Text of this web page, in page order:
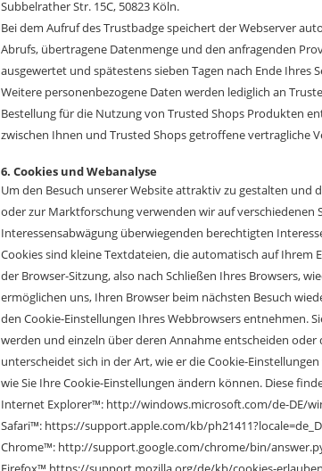
Subbelrather Str. 15C, 50823 Köln.
Bei dem Aufruf des Trustbadge speichert der Webserver
Abrufs, übertragene Datenmenge und den anfragenden
ausgewertet und spätestens sieben Tagen nach Ende Ihres
Weitere personenbezogene Daten werden lediglich an
Bestellung für die Nutzung von Trusted Shops Produkten
zwischen Ihnen und Trusted Shops getroffene vertragliche
6. Cookies und Webanalyse
Um den Besuch unserer Website attraktiv zu gestalten
oder zur Marktforschung verwenden wir auf verschiedenen
Interessensabwägung überwiegenden berechtigten
Cookies sind kleine Textdateien, die automatisch auf Ihrem
der Browser-Sitzung, also nach Schließen Ihres Browsers,
ermöglichen uns, Ihren Browser beim nächsten Besuch
den Cookie-Einstellungen Ihres Webbrowsers entnehmen.
werden und einzeln über deren Annahme entscheiden
unterscheidet sich in der Art, wie er die Cookie-
wie Sie Ihre Cookie-Einstellungen ändern können. Diese
Internet Explorer™: http://windows.microsoft.com/de-DE/
Safari™: https://support.apple.com/kb/
Chrome™: http://support.google.com/chrome/bin/